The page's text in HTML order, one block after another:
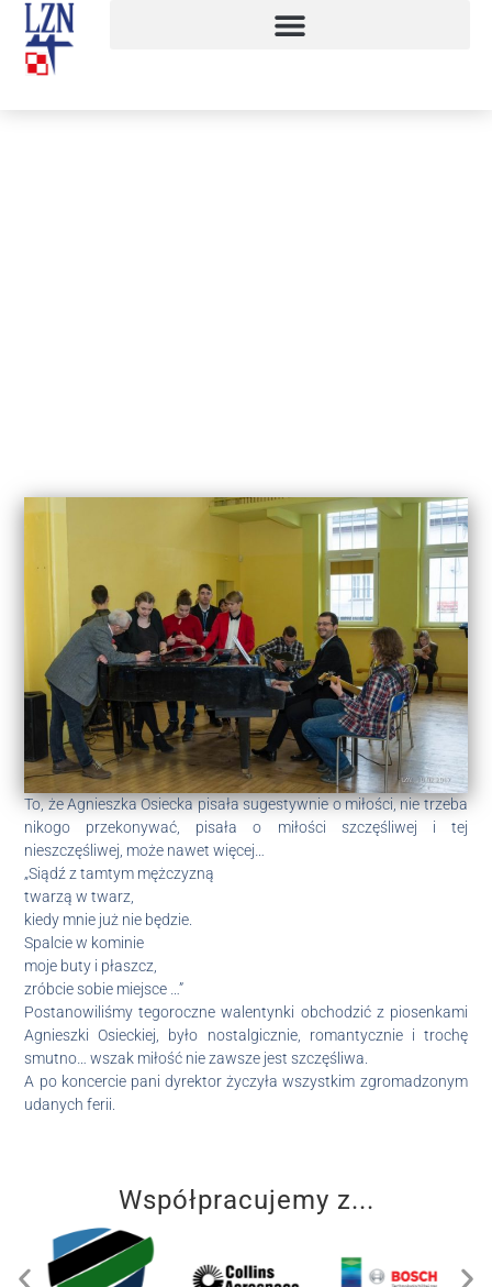
To, że Agnieszka Osiecka pisała sugestywnie o miłości, nie trzeba
nikogo przekonywać, pisała o miłości szczęśliwej i tej
nieszczęśliwej, może nawet więcej…
„Siądź z tamtym mężczyzną
twarzą w twarz,
kiedy mnie już nie będzie.
Spalcie w kominie
moje buty i płaszcz,
zróbcie sobie miejsce …”
Postanowiliśmy tegoroczne walentynki obchodzić z piosenkami
Agnieszki Osieckiej, było nostalgicznie, romantycznie i trochę
smutno… wszak miłość nie zawsze jest szczęśliwa.
A po koncercie pani dyrektor życzyła wszystkim zgromadzonym
udanych ferii.
Współpracujemy z...